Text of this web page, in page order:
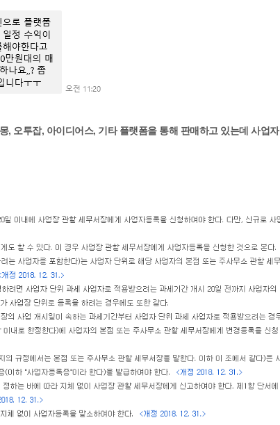
오투잡, 아이디어스, 기타 플랫폼을 통해 판매하고 있는데 사업자